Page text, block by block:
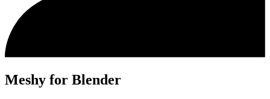
Meshy for Blender